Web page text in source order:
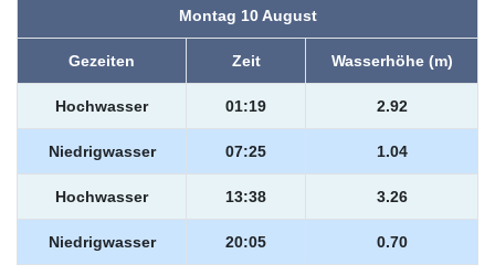
Montag 10 August
Gezeiten Zeit Wasserhöhe (m)
Hochwasser 01:19 2.92
Niedrigwasser 07:25 1.04
Hochwasser 13:38 3.26
Niedrigwasser 20:05 0.70